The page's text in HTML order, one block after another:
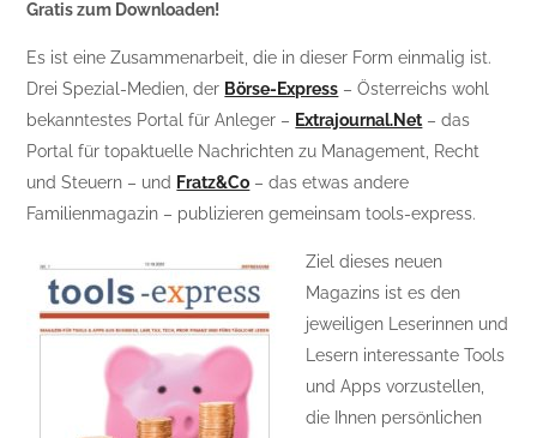
Gratis zum Downloaden!
Es ist eine Zusammenarbeit, die in dieser Form einmalig ist.
Drei Spezial-Medien, der Börse-Express – Österreichs wohl
bekanntestes Portal für Anleger – Extrajournal.Net – das
Portal für topaktuelle Nachrichten zu Management, Recht
und Steuern – und Fratz&Co – das etwas andere
Familienmagazin – publizieren gemeinsam tools-express.
Ziel dieses neuen
Magazins ist es den
jeweiligen Leserinnen und
Lesern interessante Tools
und Apps vorzustellen,
die Ihnen persönlichen